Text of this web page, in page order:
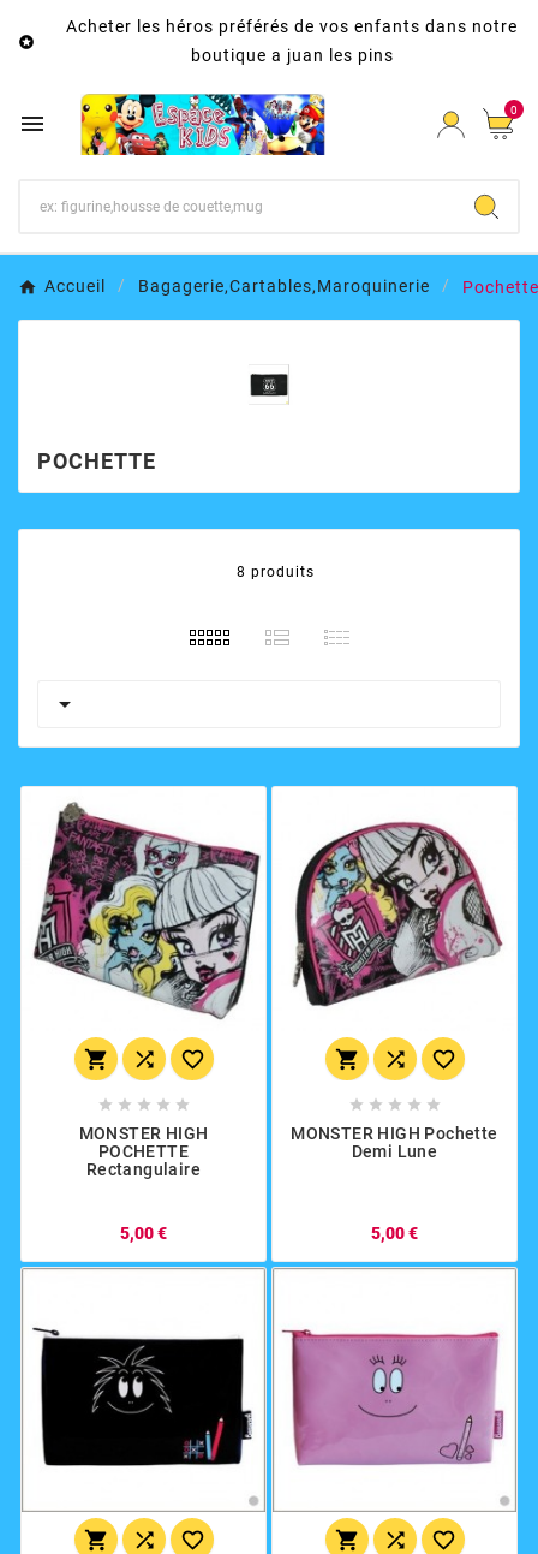

Acheter les héros préférés de vos enfants dans notre
boutique a juan les pins
 0
Accueil Bagagerie,Cartables,Maroquinerie Pochette
POCHETTE
8 produits

  
    
MONSTER HIGH
POCHETTE
Rectangulaire
5,00 €
  
    
MONSTER HIGH Pochette
Demi Lune
5,00 €
     